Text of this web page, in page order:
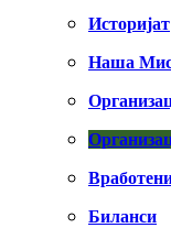
Историјат
Наша
Биланси